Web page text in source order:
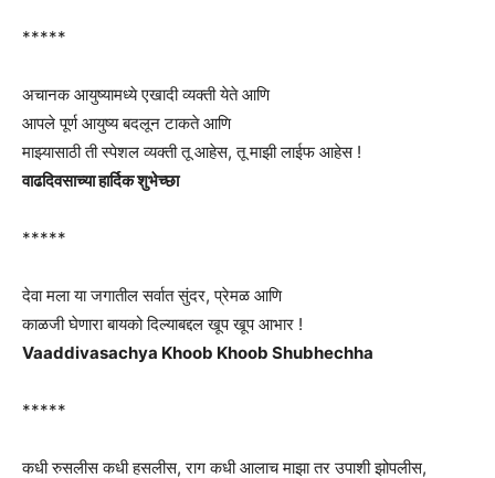
*****
अचानक आयुष्यामध्ये एखादी व्यक्ती येते आणि
आपले पूर्ण आयुष्य बदलून टाकते आणि
माझ्यासाठी ती स्पेशल व्यक्ती तू आहेस, तू माझी लाईफ आहेस !
वाढदिवसाच्या हार्दिक शुभेच्छा
*****
देवा मला या जगातील सर्वात सुंदर, प्रेमळ आणि
काळजी घेणारा बायको दिल्याबद्दल खूप खूप आभार !
Vaaddivasachya Khoob Khoob Shubhechha
*****
कधी रुसलीस कधी हसलीस, राग कधी आलाच माझा तर उपाशी झोपलीस,